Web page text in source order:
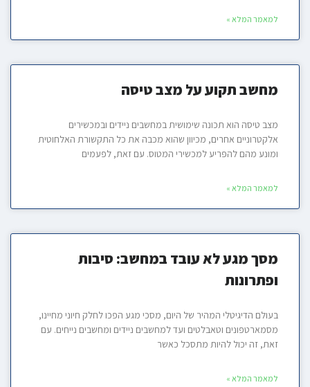
למאמר המלא »
מחשב תקוע על מצב טיסה
מצב טיסה הוא תכונה שימושית במחשבים ניידים ובמכשירים
אלקטרוניים אחרים, מכיוון שהוא מכבה את כל התקשורת האלחוטית
ומונע מהם להפריע למכשירי המטוס. עם זאת, לפעמים
למאמר המלא »
מסך מגע לא עובד במחשב: סיבות
ופתרונות
בעולם הדיגיטלי המהיר של היום, מסכי מגע הפכו לחלק חיוני מחיינו,
מסמארטפונים וטאבלטים ועד למחשבים ניידים ומחשבים נייחים. עם
זאת, זה יכול להיות מתסכל כאשר
למאמר המלא »